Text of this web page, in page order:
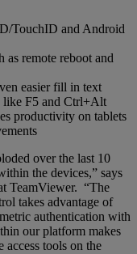
TouchID and Android
as remote reboot and
easier fill in text
like F5 and Ctrl+Alt
productivity on tablets
over the last 10
the devices,” says
TeamViewer. “The
takes advantage of
authentication with
our platform makes
access tools on the